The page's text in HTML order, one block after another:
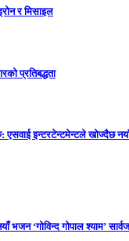
र मिसाइल
प्रतिबद्धता
इन्टरटेन्टमेन्टले खोज्दैछ
भजन ‘गोविन्द गोपाल श्याम’